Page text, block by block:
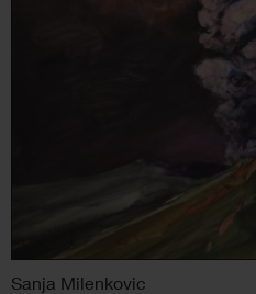
Sanja Milenkovic